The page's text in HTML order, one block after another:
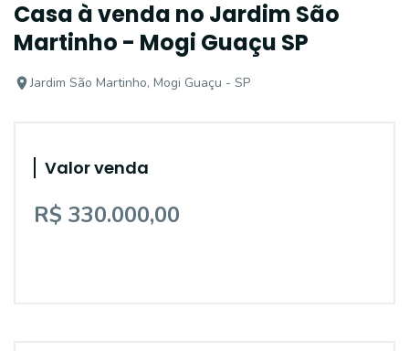
Casa à venda no Jardim São
Martinho - Mogi Guaçu SP
Jardim São Martinho, Mogi Guaçu - SP
Valor venda
R$ 330.000,00